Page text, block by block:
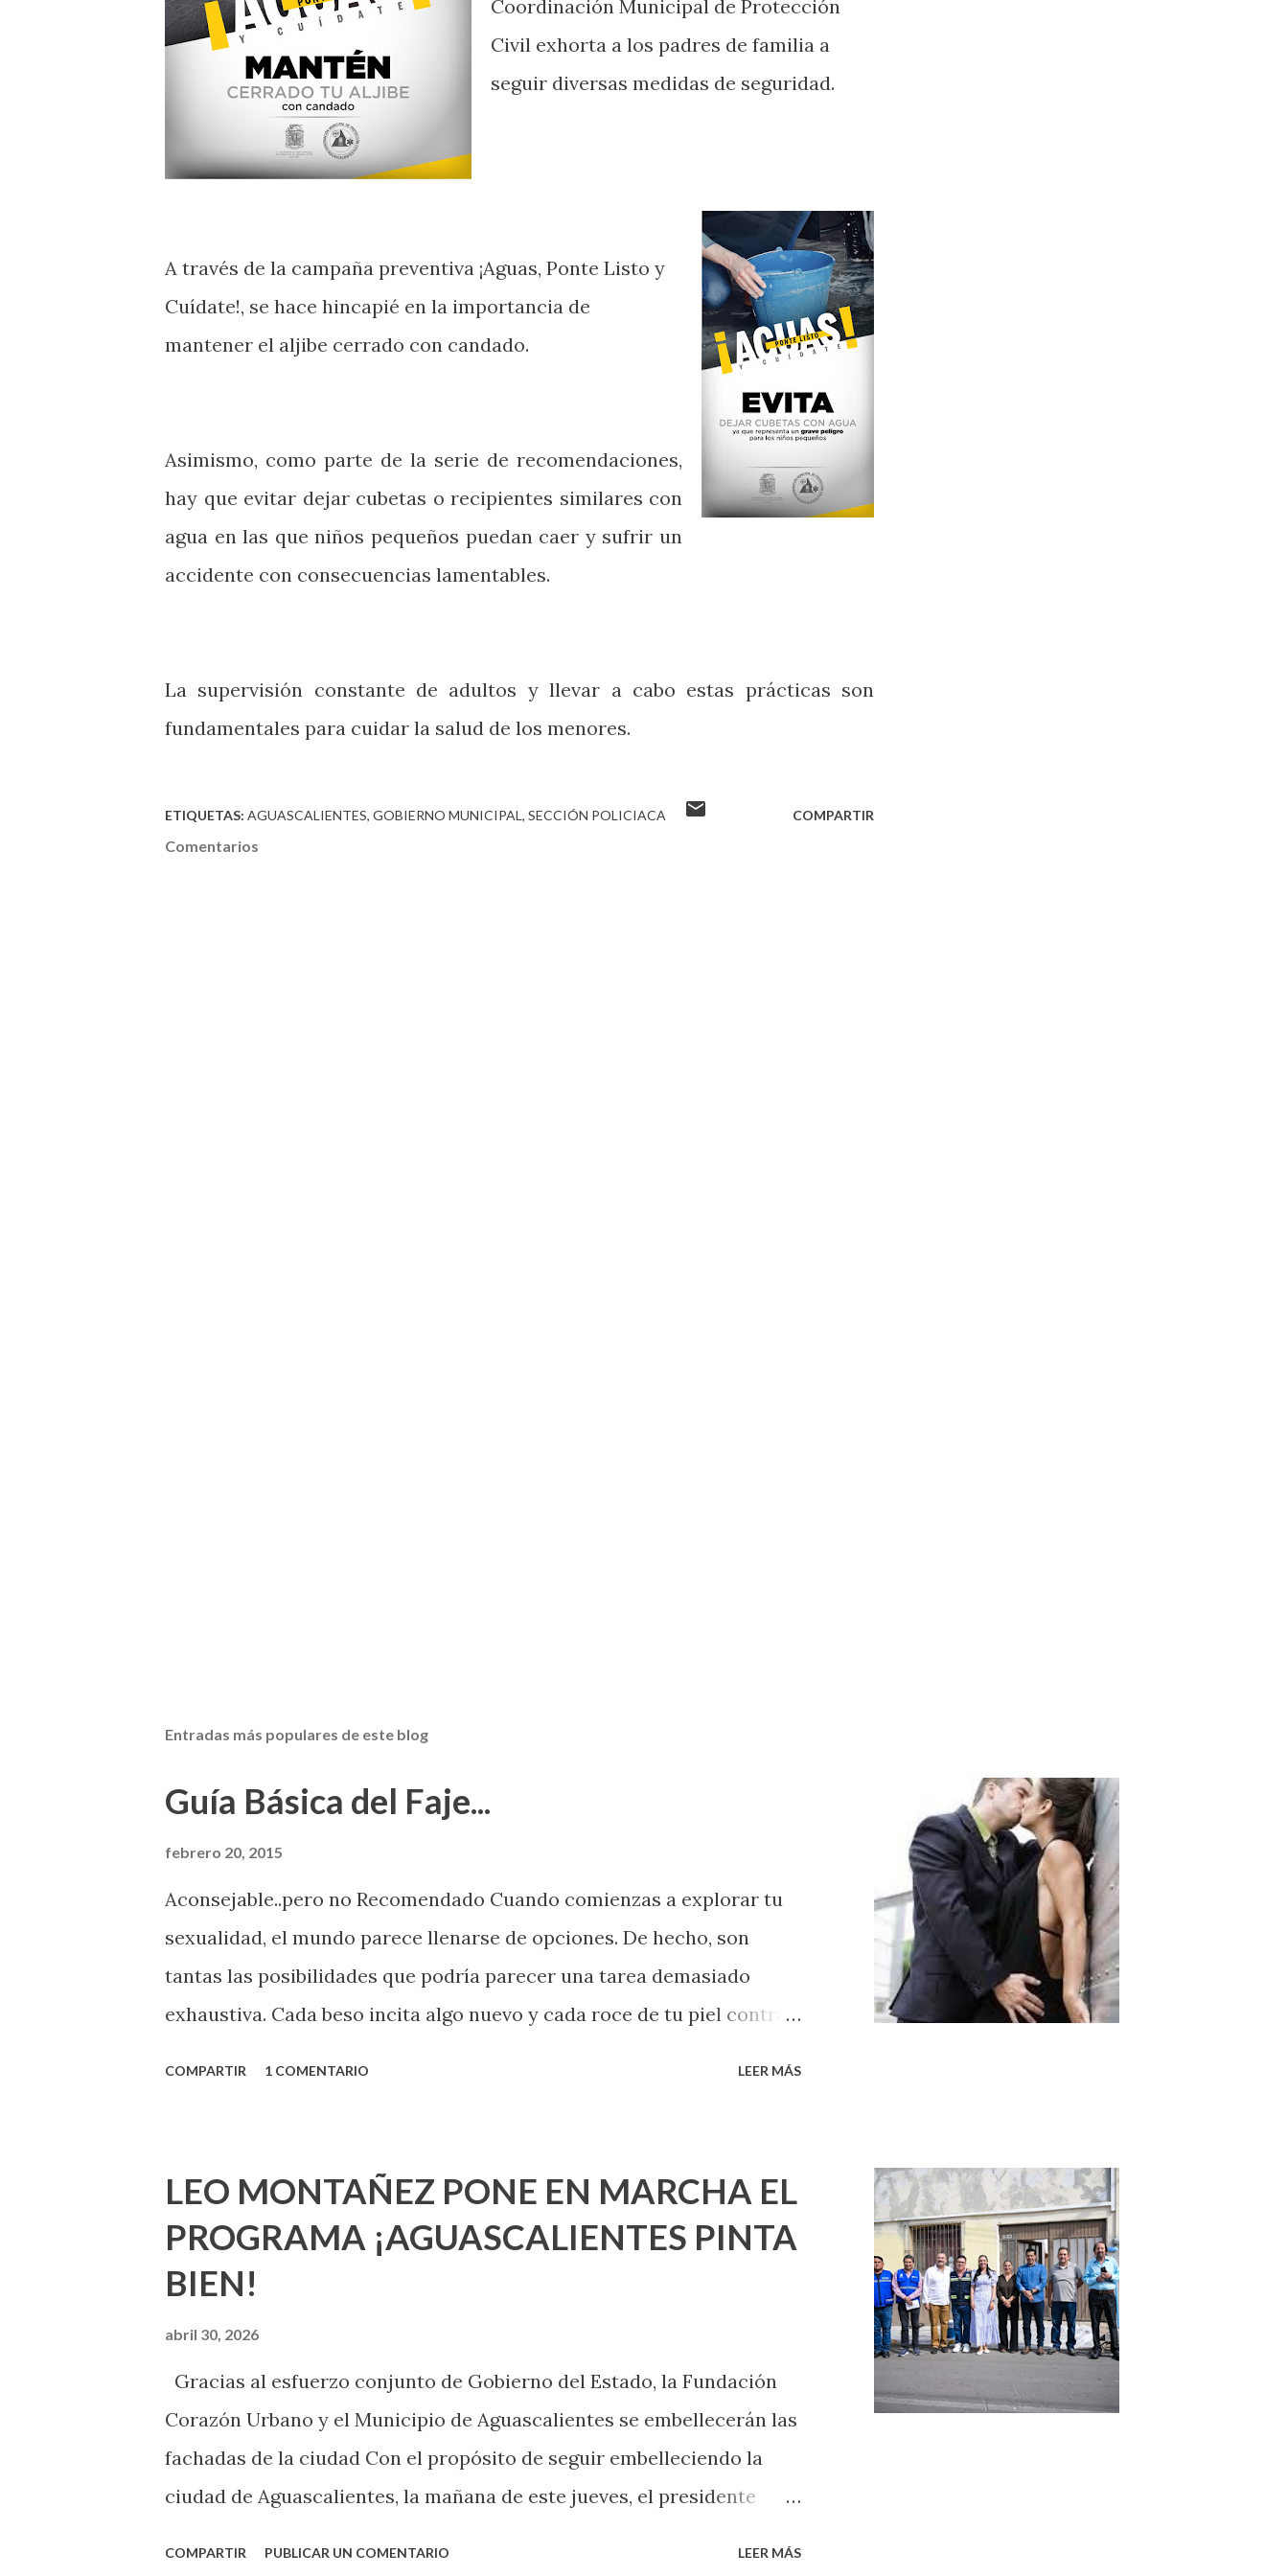
Coordinación Municipal de Protección
Civil exhorta a los padres de familia a
seguir diversas medidas de seguridad.
A través de la campaña preventiva ¡Aguas, Ponte Listo y
Cuídate!, se hace hincapié en la importancia de
mantener el aljibe cerrado con candado.
Asimismo, como parte de la serie de recomendaciones,
hay que evitar dejar cubetas o recipientes similares con
agua en las que niños pequeños puedan caer y sufrir un
accidente con consecuencias lamentables.
La supervisión constante de adultos y llevar a cabo estas prácticas son
fundamentales para cuidar la salud de los menores.
ETIQUETAS: AGUASCALIENTES GOBIERNO MUNICIPAL SECCIÓN POLICIACA COMPARTIR
Comentarios
Entradas más populares de este blog
Guía Básica del Faje...
febrero 20, 2015
Aconsejable..pero no Recomendado Cuando comienzas a explorar tu
sexualidad, el mundo parece llenarse de opciones. De hecho, son
tantas las posibilidades que podría parecer una tarea demasiado
exhaustiva. Cada beso incita algo nuevo y cada roce de tu piel contra
que estés lista para lo que sea cuando aún no conoces ni la mitad de
lo que deberías saber. Pero incluso quienes ya han tenido relaciones
sexuales no son expertos o expertas en el tema. Siempre hay algo
nuevo que aprender y nuevas experiencias que conocer. Si eres una
como cualquier persona con experiencia te dirá, siempre es mejor
cuando ambas partes son suficientemen...
COMPARTIR 1 COMENTARIO LEER MÁS
LEO MONTAÑEZ PONE EN MARCHA EL
PROGRAMA ¡AGUASCALIENTES PINTA
BIEN!
abril 30, 2026
Gracias al esfuerzo conjunto de Gobierno del Estado, la Fundación
Corazón Urbano y el Municipio de Aguascalientes se embellecerán las
fachadas de la ciudad Con el propósito de seguir embelleciendo la
ciudad de Aguascalientes, la mañana de este jueves, el presidente
COMPARTIR PUBLICAR UN COMENTARIO LEER MÁS